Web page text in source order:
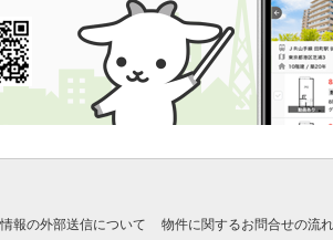
報の外部送信について 物件に関するお問合せの流れ